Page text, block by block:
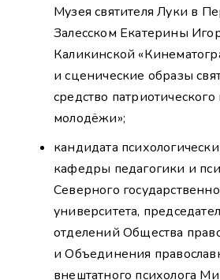
Музея святителя Луки в
Залесском Екатерины
Каликинской
и сценические образы
средство патриотического
молодёжи»;
кандидата
кафедры педагогики и
Северного
университета,
отделений Общества
и Объединения
внештатного психолога